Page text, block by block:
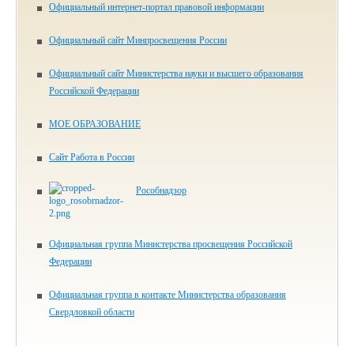
Официальный интернет-портал правовой информации
Официальный сайт Минпросвещения России
Официальный сайт Министерства науки и высшего образования
Российской Федерации
МОЕ ОБРАЗОВАНИЕ
Сайт Работа в России
Рособнадзор
Официальная группа Министерства просвещения Российской
Федерации
Официальная группа в контакте Министерства образования
Свердловкой области